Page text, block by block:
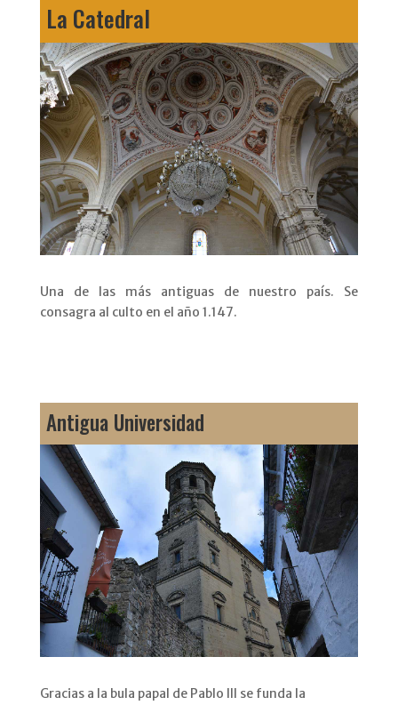
La Catedral
Una de las más antiguas de nuestro país. Se
consagra al culto en el año 1.147.
Antigua Universidad
Gracias a la bula papal de Pablo III se funda la